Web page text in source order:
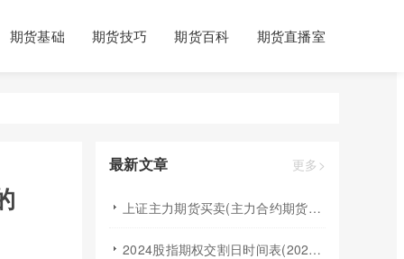
期货基础 期货技巧 期货百科 期货直播室
最新文章 更多>
上证主力期货买卖(主力合约期货市场大盘)
2024股指期权交割日时间表(2024股指期货交割日)